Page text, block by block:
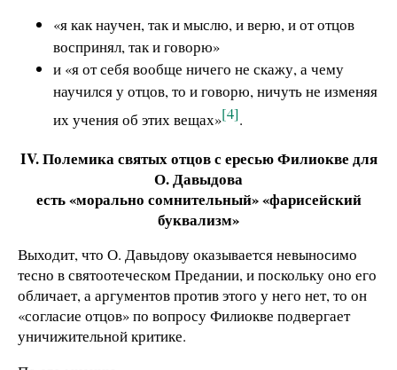
«я как научен, так и мыслю, и верю, и от отцов
воспринял, так и говорю»
и «я от себя вообще ничего не скажу, а чему
научился у отцов, то и говорю, ничуть не изменяя
их учения об этих вещах»[4].
IV. Полемика святых отцов с ересью Филиокве для
О. Давыдова
есть «морально сомнительный» «фарисейский
буквализм»
Выходит, что О. Давыдову оказывается невыносимо
тесно в святоотеческом Предании, и поскольку оно его
обличает, а аргументов против этого у него нет, то он
«согласие отцов» по вопросу Филиокве подвергает
уничижительной критике.